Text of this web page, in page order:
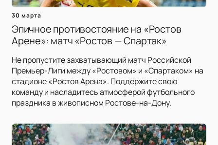
30 марта
Эпичное противостояние на «Ростов
Арене»: матч «Ростов — Спартак»
Не пропустите захватывающий матч Российской
Премьер-Лиги между «Ростовом» и «Спартаком» на
стадионе «Ростов Арена». Поддержите свою
команду и насладитесь атмосферой футбольного
праздника в живописном Ростове-на-Дону.